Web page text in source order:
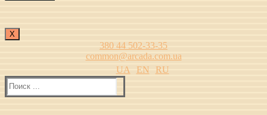
Х
380 44 502-33-35
common@arcada.com.ua
UA
EN
RU
Найти: